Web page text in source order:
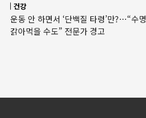
건강
운동 안 하면서 ‘단백질 타령’만?…“수명
갉아먹을 수도” 전문가 경고